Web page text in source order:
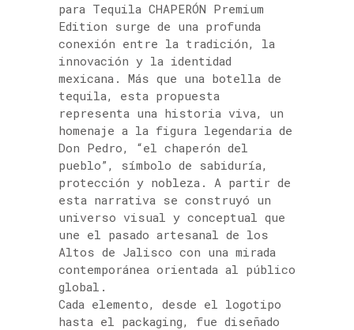
para Tequila CHAPERÓN Premium
Edition surge de una profunda
conexión entre la tradición, la
innovación y la identidad
mexicana. Más que una botella de
tequila, esta propuesta
representa una historia viva, un
homenaje a la figura legendaria de
Don Pedro, “el chaperón del
pueblo”, símbolo de sabiduría,
protección y nobleza. A partir de
esta narrativa se construyó un
universo visual y conceptual que
une el pasado artesanal de los
Altos de Jalisco con una mirada
contemporánea orientada al público
global.
Cada elemento, desde el logotipo
hasta el packaging, fue diseñado